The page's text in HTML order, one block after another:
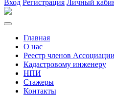
Вход Регистрация Личный
Главная
О нас
Реестр членов Ассоциации
Кадастровому инженеру
НПИ
Стажеры
Контакты